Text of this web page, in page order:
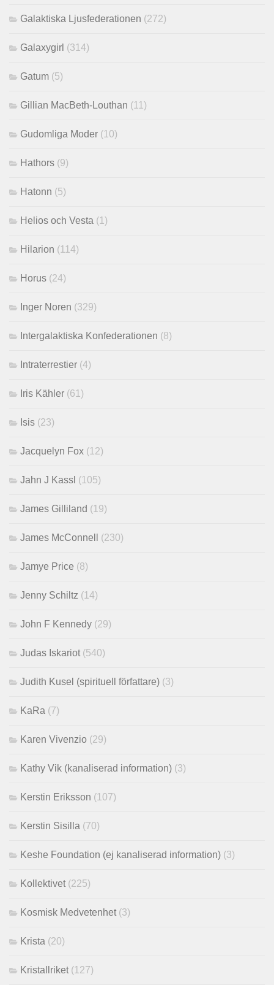
Galaktiska Ljusfederationen (272)
Galaxygirl (314)
Gatum (5)
Gillian MacBeth-Louthan (11)
Gudomliga Moder (10)
Hathors (9)
Hatonn (5)
Helios och Vesta (1)
Hilarion (114)
Horus (24)
Inger Noren (329)
Intergalaktiska Konfederationen (8)
Intraterrestier (4)
Iris Kähler (61)
Isis (23)
Jacquelyn Fox (12)
Jahn J Kassl (105)
James Gilliland (19)
James McConnell (230)
Jamye Price (8)
Jenny Schiltz (14)
John F Kennedy (29)
Judas Iskariot(540)
Judith Kusel (spirituell författare) (3)
KaRa (7)
Karen Vivenzio (29)
Kathy Vik (kanaliserad information) (3)
Kerstin Eriksson (107)
Kerstin Sisilla (70)
Keshe Foundation (ej kanaliserad information) (3)
Kollektivet(225)
Kosmisk Medvetenhet(3)
Krista (20)
Kristallriket(127)